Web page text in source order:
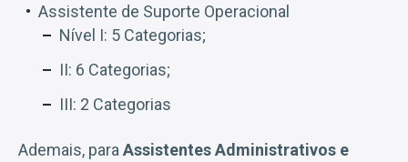
Assistente de Suporte Operacional
Nível I: 5 Categorias;
II: 6 Categorias;
III: 2 Categorias
Ademais, para Assistentes Administrativos e